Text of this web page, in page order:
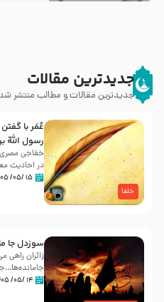
جدیدترین مقالات
جدیدترین مقالات و مطالب منتشر
خلفا
عُمَر با
رسول اللّه
در احادیث
۱۵ /۰۵/ ۱۴۰۵
سوزدل جا
زائران
۱۴ /۰۵/ ۱۴۰۵